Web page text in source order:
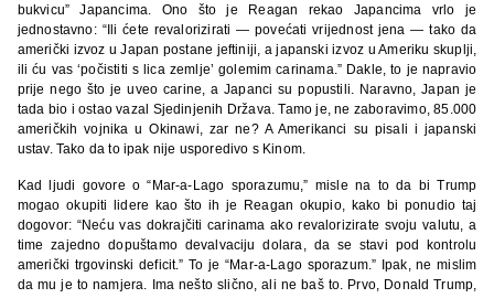
bukvicu” Japancima. Ono što je Reagan rekao Japancima vrlo je
jednostavno: “Ili ćete revalorizirati — povećati vrijednost jena — tako da
američki izvoz u Japan postane jeftiniji, a japanski izvoz u Ameriku skuplji,
ili ću vas ‘počistiti s lica zemlje’ golemim carinama.” Dakle, to je napravio
prije nego što je uveo carine, a Japanci su popustili. Naravno, Japan je
tada bio i ostao vazal Sjedinjenih Država. Tamo je, ne zaboravimo, 85.000
američkih vojnika u Okinawi, zar ne? A Amerikanci su pisali i japanski
ustav. Tako da to ipak nije usporedivo s Kinom.
Kad ljudi govore o “Mar-a-Lago sporazumu,” misle na to da bi Trump
mogao okupiti lidere kao što ih je Reagan okupio, kako bi ponudio taj
dogovor: “Neću vas dokrajčiti carinama ako revalorizirate svoju valutu, a
time zajedno dopuštamo devalvaciju dolara, da se stavi pod kontrolu
američki trgovinski deficit.” To je “Mar-a-Lago sporazum.” Ipak, ne mislim
da mu je to namjera. Ima nešto slično, ali ne baš to. Prvo, Donald Trump,